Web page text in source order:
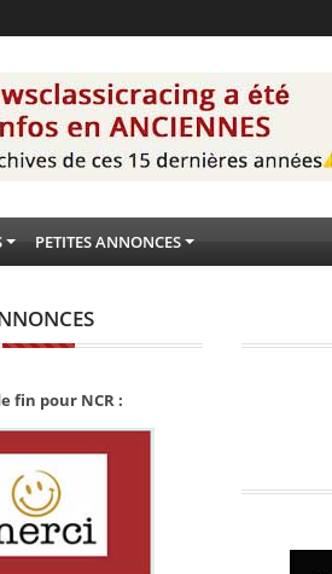
PETITES ANNONCES
fin pour NCR :